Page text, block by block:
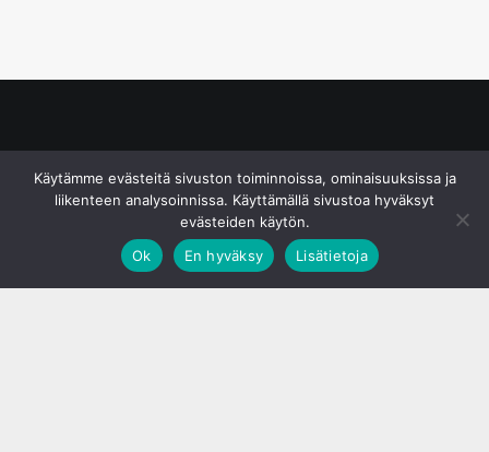
Käytämme evästeitä sivuston toiminnoissa, ominaisuuksissa ja
liikenteen analysoinnissa. Käyttämällä sivustoa hyväksyt
evästeiden käytön.
Ok
En hyväksy Lisätietoja